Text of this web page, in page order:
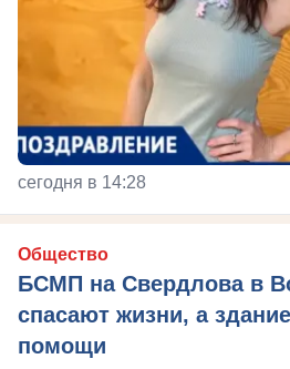
сегодня в 14:28
Общество
БСМП на Свердлова в
спасают жизни, а
помощи